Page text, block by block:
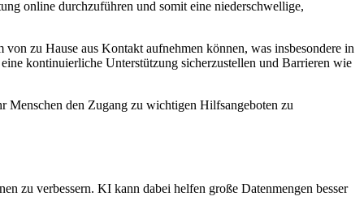
online durchzuführen und somit eine niederschwellige,
zu Hause aus Kontakt aufnehmen können, was insbesondere in
kontinuierliche Unterstützung sicherzustellen und Barrieren wie
Menschen den Zugang zu wichtigen Hilfsangeboten zu
zu verbessern. KI kann dabei helfen große Datenmengen besser